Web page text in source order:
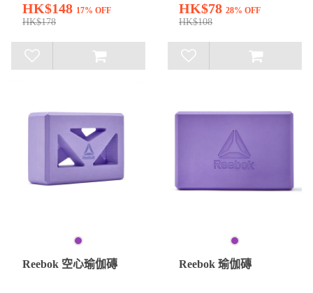
HK$148 17% OFF
HK$178
HK$78 28% OFF
HK$108
Reebok 空心瑜伽磚 Reebok 瑜伽磚